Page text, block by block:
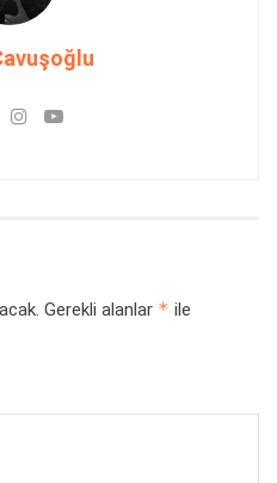
Gerekli alanlar * ile